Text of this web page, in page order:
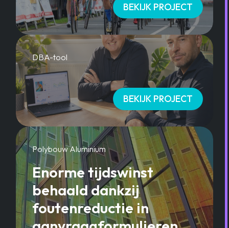
BEKIJK PROJECT
DBA-tool
BEKIJK PROJECT
Polybouw Aluminium
Enorme tijdswinst
behaald dankzij
foutenreductie in